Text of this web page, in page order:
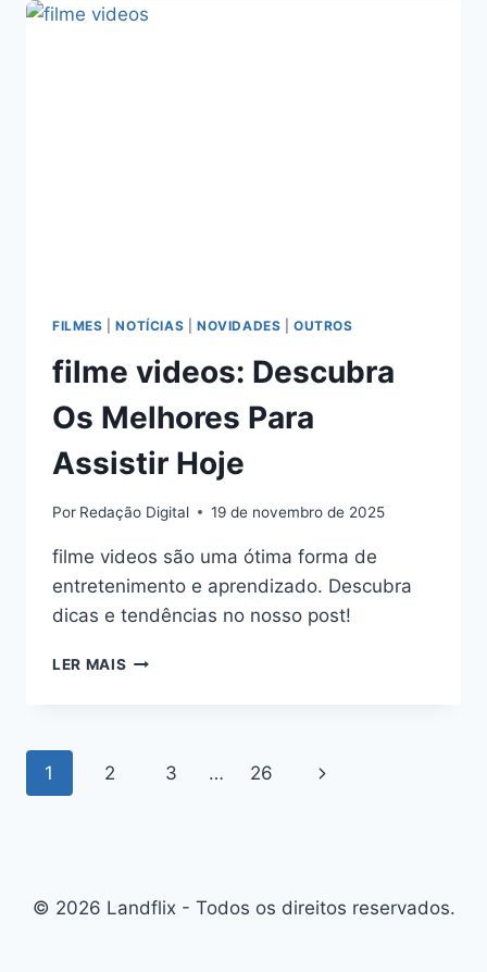
E
FILMES |NOTÍCIAS NOVIDADES |OUTROS
filme videos: Descubra
Os Melhores Para
Assistir Hoje
Por Redação Digital 19 de novembro de 2025
filme videos são uma ótima forma de
entretenimento e aprendizado. Descubra
dicas e tendências no nosso post!
LER MAIS FILME
PARA
Navegação
1 2 3 … 26
Página
© 2026 Landflix - Todos os direitos reservados.